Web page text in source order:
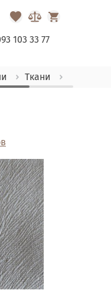
103 33 77
Ткани